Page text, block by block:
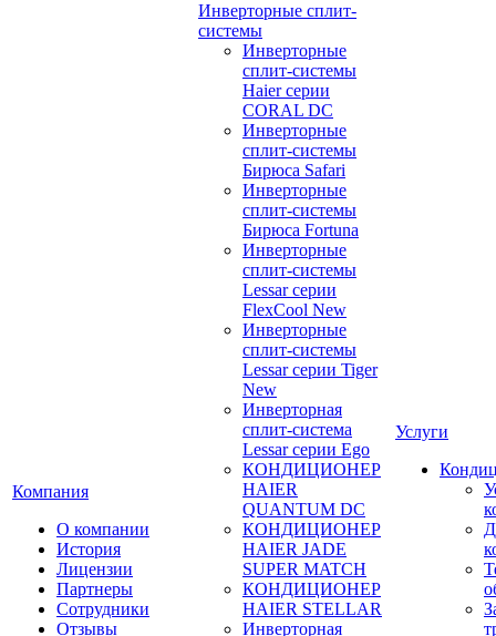
Компания
О компании
История
Лицензии
Партнеры
Сотрудники
Отзывы
Инверторные сплит-
системы
Инверторные
сплит-системы
Haier серии
CORAL DC
Инверторные
сплит-системы
Бирюса Safari
Инверторные
сплит-системы
Бирюса Fortuna
Инверторные
сплит-системы
Lessar серии
FlexCool New
Инверторные
сплит-системы
Lessar серии Tiger
New
Инверторная
сплит-система
Lessar серии Ego
КОНДИЦИОНЕР
HAIER
QUANTUM DC
КОНДИЦИОНЕР
HAIER JADE
SUPER MATCH
КОНДИЦИОНЕР
HAIER STELLAR
Инверторная
Услуги